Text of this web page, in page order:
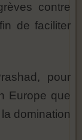
contre
de faciliter
pour
Europe que
domination